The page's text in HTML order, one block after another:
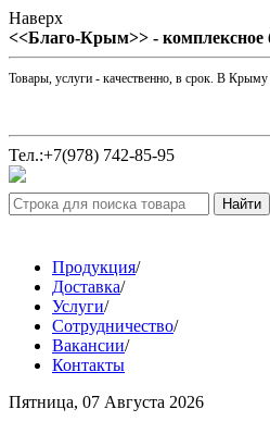
Наверх
<<Благо-Крым>> - комплексное
Товары, услуги - качественно, в срок. В Крыму
Тел.:+7(978) 742-85-95
Продукция/
Доставка/
Услуги/
Сотрудничество/
Вакансии/
Контакты
Пятница, 07 Августа 2026